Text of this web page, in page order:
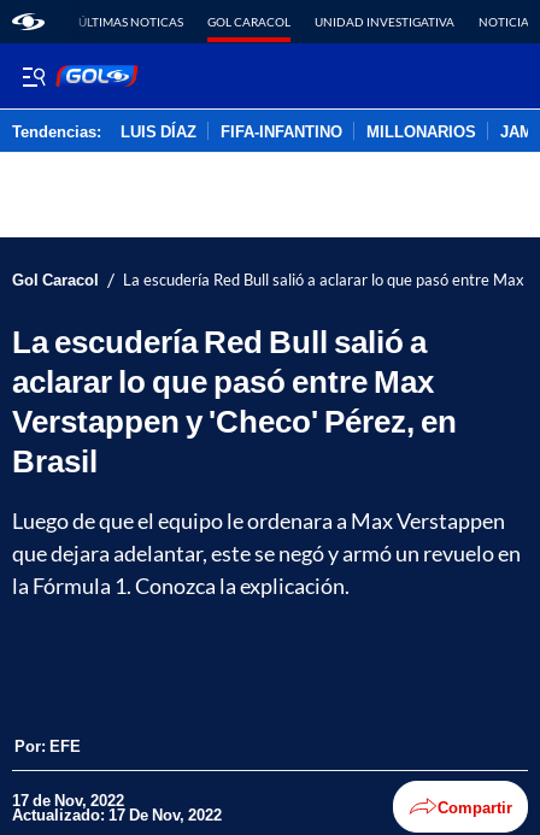
ÚLTIMAS NOTICAS GOL CARACOL UNIDAD INVESTIGATIVA NOTICIAS
Tendencias: LUIS DÍAZ FIFA-INFANTINO MILLONARIOS
Gol Caracol / La escudería Red Bull salió a aclarar lo que pasó entre Max
La escudería Red Bull salió a
aclarar lo que pasó entre Max
Verstappen y 'Checo' Pérez, en
Brasil
Luego de que el equipo le ordenara a Max Verstappen
que dejara adelantar, este se negó y armó un revuelo en
la Fórmula 1. Conozca la explicación.
Por: EFE
17 de Nov, 2022
Actualizado: 17 De Nov, 2022 Compartir